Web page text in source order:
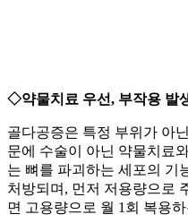
◇약물치료 우선, 부작용 발
골다공증은 특정 부위가 아
문에 수술이 아닌 약물치료
는 뼈를 파괴하는 세포의 기
처방되며, 먼저 저용량으로
면 고용량으로 월 1회 복용